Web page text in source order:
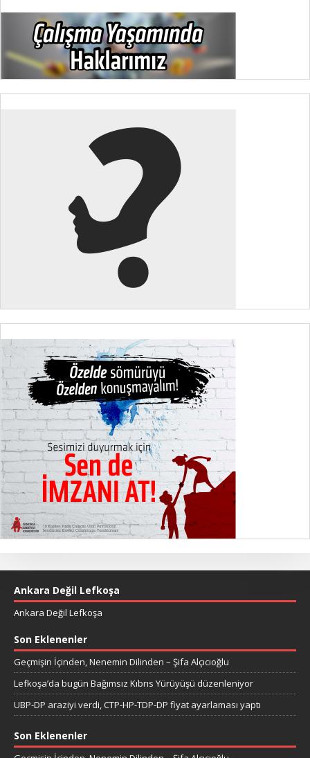
Ankara Değil Lefkoşa
Ankara Değil Lefkoşa
Son Eklenenler
Geçmişin İçinden, Nenemin Dilinden – Şifa Alçıcıoğlu
Lefkoşa’da bugün Bağımsız Kıbrıs Yürüyüşü düzenleniyor
UBP-DP araziyi verdi, CTP-HP-TDP-DP fiyat ayarlaması yaptı
Son Eklenenler